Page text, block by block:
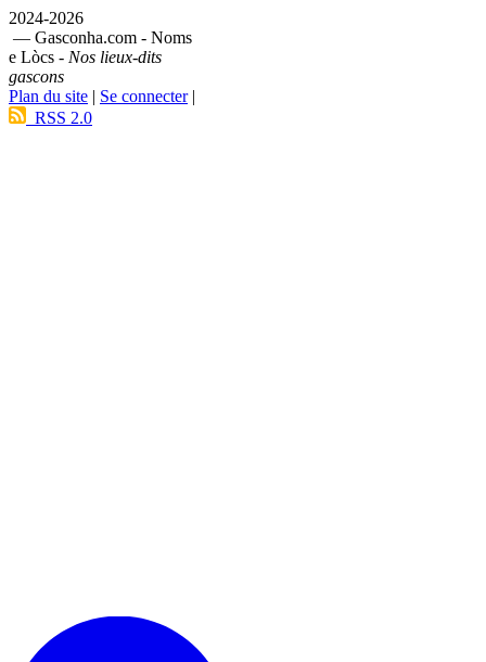
2024-2026
— Gasconha.com - Noms
e Lòcs - Nos lieux-dits
gascons
Plan du site | Se connecter|
RSS 2.0